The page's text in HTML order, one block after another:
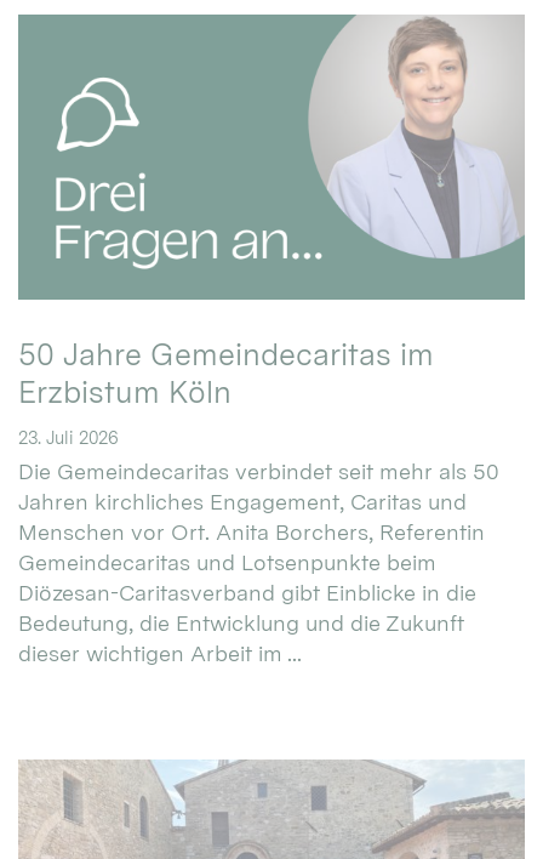
50 Jahre Gemeindecaritas im
Erzbistum Köln
23. Juli 2026
Die Gemeindecaritas verbindet seit mehr als 50
Jahren kirchliches Engagement, Caritas und
Menschen vor Ort. Anita Borchers, Referentin
Gemeindecaritas und Lotsenpunkte beim
Diözesan-Caritasverband gibt Einblicke in die
Bedeutung, die Entwicklung und die Zukunft
dieser wichtigen Arbeit im ...